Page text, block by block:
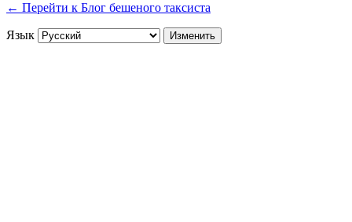
← Перейти к Блог бешеного таксиста
Язык